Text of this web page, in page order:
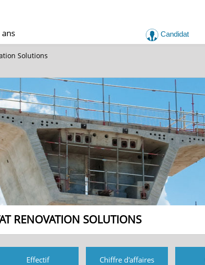
Candidat
Solutions
RENOVATION SOLUTIONS
Effectif Chiffre d'affaires